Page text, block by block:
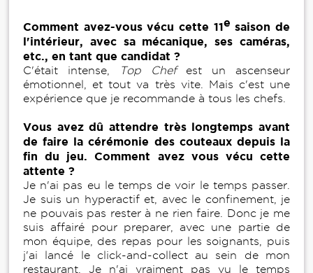
Comment avez-vous vécu cette 11e saison de
l'intérieur, avec sa mécanique, ses caméras,
etc., en tant que candidat ?
C'était intense, Top Chefest un ascenseur
émotionnel, et tout va très vite. Mais c'est une
expérience que je recommande à tous les chefs.
Vous avez dû attendre très longtemps avant
de faire la cérémonie des couteaux depuis la
fin du jeu. Comment avez vous vécu cette
attente ?
Je n'ai pas eu le temps de voir le temps passer.
Je suis un hyperactif et, avec le confinement, je
ne pouvais pas rester à ne rien faire. Donc je me
suis affairé pour preparer, avec une partie de
mon équipe, des repas pour les soignants, puis
j'ai lancé le click-and-collect au sein de mon
restaurant. Je n'ai vraiment pas vu le temps